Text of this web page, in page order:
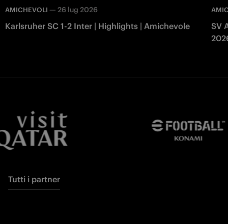
AMICHEVOLI — 26 lug 2026
Karlsruher SC 1-2 Inter | Highlights | Amichevole
SV
Tutti i partner